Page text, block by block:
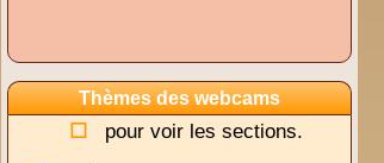
Thèmes des webcams
pour voir les sections.